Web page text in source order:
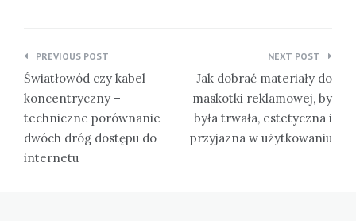
Nawigacja
wpisu
PREVIOUS POST
Światłowód czy kabel
koncentryczny –
techniczne porównanie
dwóch dróg dostępu do
internetu
NEXT POST
Jak dobrać materiały do
maskotki reklamowej, by
była trwała, estetyczna i
przyjazna w użytkowaniu